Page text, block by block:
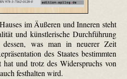
im Äußeren und Inneren steht
und künstlerische Durchführung
was man in neuerer Zeit
des Staates bestimmten
hat und trotz des Widerspruchs von
festhalten wird.